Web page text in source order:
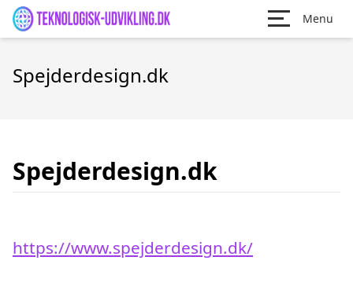
Menu
Spejderdesign.dk
Spejderdesign.dk
https://www.spejderdesign.dk/